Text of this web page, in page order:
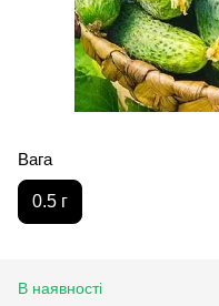
Вага
0.5 г
В наявності